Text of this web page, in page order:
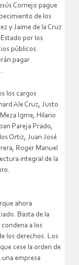
Cornejo pague
de los
y Jaime de la Cruz
por los
públicos.
pagar
los cargos
Ale Cruz, Justo
Igme, Hilario
Pareja Prado,
Ortiz, Juan José
Roger Manuel
integral de la
ahora
Basta de la
a los
los derechos. Los
cese la orden de
empresa